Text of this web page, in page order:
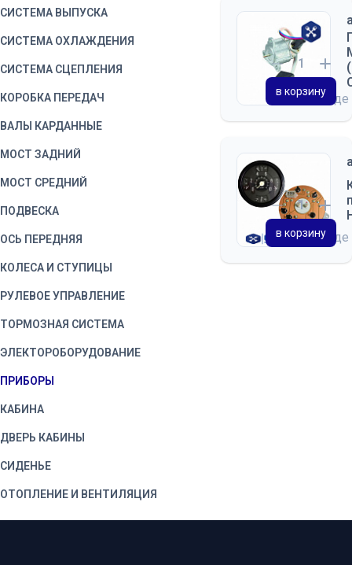
СИСТЕМА ВЫПУСКА
СИСТЕМА ОХЛАЖДЕНИЯ
СИСТЕМА СЦЕПЛЕНИЯ
КОРОБКА ПЕРЕДАЧ
ВАЛЫ КАРДАННЫЕ
МОСТ ЗАДНИЙ
МОСТ СРЕДНИЙ
ПОДВЕСКА
ОСЬ ПЕРЕДНЯЯ
КОЛЕСА И СТУПИЦЫ
РУЛЕВОЕ УПРАВЛЕНИЕ
ТОРМОЗНАЯ СИСТЕМА
ЭЛЕКТОРОБОРУДОВАНИЕ
ПРИБОРЫ
КАБИНА
ДВЕРЬ КАБИНЫ
СИДЕНЬЕ
ОТОПЛЕНИЕ И ВЕНТИЛЯЦИЯ
КУЗОВ
на складе
в корзину
на складе
в корзину